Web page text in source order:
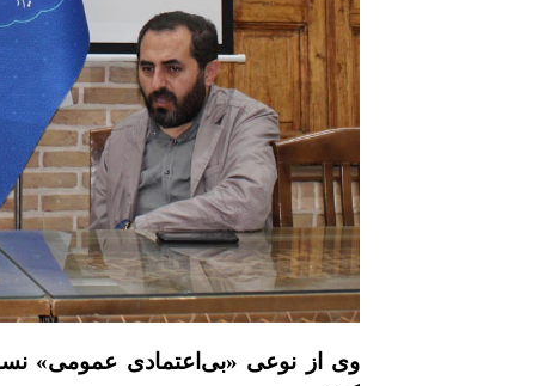
وی از نوعی «بی‌اعتمادی عمومی»